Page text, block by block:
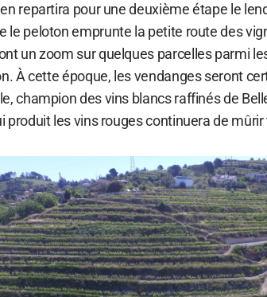
repartira pour une deuxième étape le
le peloton emprunte la petite route des
un zoom sur quelques parcelles parmi
À cette époque, les vendanges seront
champion des vins blancs raffinés de
produit les vins rouges continuera de